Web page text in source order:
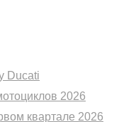
Ducati
2026
квартале 2026